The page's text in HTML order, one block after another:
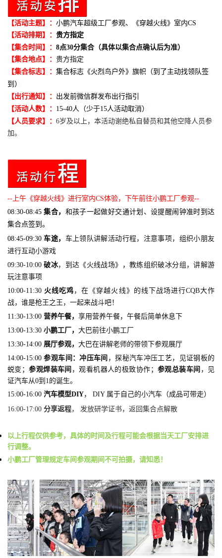
【活动主题】： 小鹏汽车超级工厂参观、《穿越火线》室内CS
【活动排期】： 贵方指定
【集合时间】： 8点30分集合（具体以集合点确认后为准）
【集合地点】： 贵方指定
【集合标志】： 集合标志《火烈鸟户外》旗帜（到了主动找领队签
到）
【出行通知】： 出发前微信群发布出行指引
【活动人数】： 15-40人（少于15人活动取消）
【人员要求】： 6岁及以上，本活动谢绝私自替员和其他空降人员参
加。
--上午《穿越火线》进行室内CS体验，下午前往小鹏工厂参观--
08:30-08:45 集合， 和孩子一起做好交通计划、设提醒闹钟准时到达
集合点签到。
08:45-09:30 车途， 车上领队讲解活动行程，注意事项，组织小朋友
进行互动小游戏
09:30-10:00破冰，到达《 火线战场》，教练组织破冰分组，讲解游
玩注意事项
10:00-11:30 火线吃鸡 ，在《穿越火线》的线下战场进行CQB大作
战，谁是枪王之王，一起来战斗吧！
11:30-13:00 营养午餐， 享用营养午餐，午餐后简单休息下
13:00-13:30 小鹏工厂， 大巴前往小鹏工厂
13:30-14:00 展厅参观， 大巴在讲解老师的带领下参观展厅
14:00-15:00参观车间：冲压车间 ，探秘汽车冲压工艺，见证钢板的
蜕变； 参观焊装车间 ，观看机器人的极致协作； 参观总装车间 ，见
证汽车从0到1的诞生。
15:00-16:00 汽车模型DIY， DIY 属于自己的小汽车（成品可带走）
16:00-17:00 分享返程， 发放研学证书，返回集合点解散
以上行程仅供参考，具体的时间及行程可能会根据当天工厂安排进
行调整。
小鹏工厂管理规定车间参观期间不可拍摄，请知悉！